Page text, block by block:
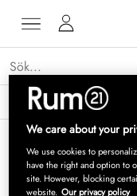
Få 15 % rabatt på
We care about your
We use cookies to
have the right and option to
site. However, blocking
website. Our privacy policy